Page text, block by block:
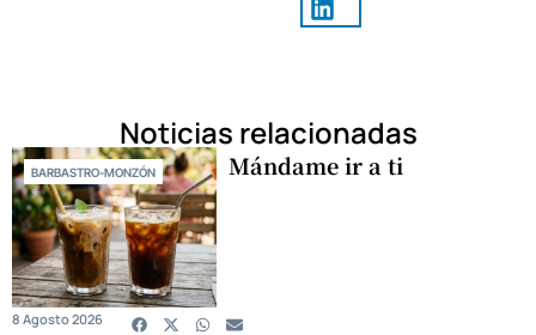
Noticias relacionadas
BARBASTRO-MONZÓN Mándame ir a ti
8 Agosto 2026